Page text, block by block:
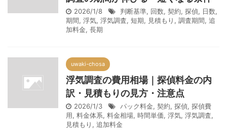
2026/1/8 判断基準, 回数, 契約, 探偵, 日数,
期間, 浮気, 浮気調査, 短期, 見積もり , 調査期間, 追
加料金, 長期
uwaki-chosa
浮気調査の費用相場｜探偵料金の内
訳・見積もりの見方・注意点
2026/1/3 パック料金, 契約, 探偵, 探偵費
用, 料金体系, 料金相場, 時間単価, 浮気, 浮気調査,
見積もり , 追加料金